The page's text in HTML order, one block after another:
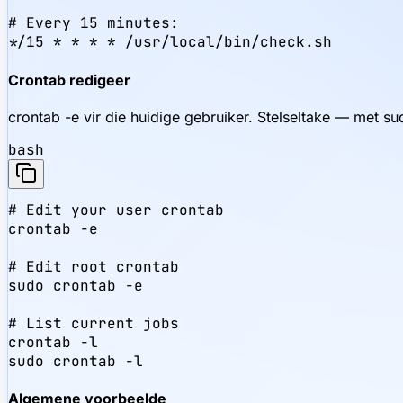
# Every 15 minutes:
*/15 * * * * /usr/local/bin/check.sh
Crontab redigeer
crontab -e vir die huidige gebruiker. Stelseltake — met
bash
# Edit your user crontab
crontab -e
# Edit root crontab
sudo crontab -e
# List current jobs
crontab -l
sudo crontab -l
Algemene voorbeelde